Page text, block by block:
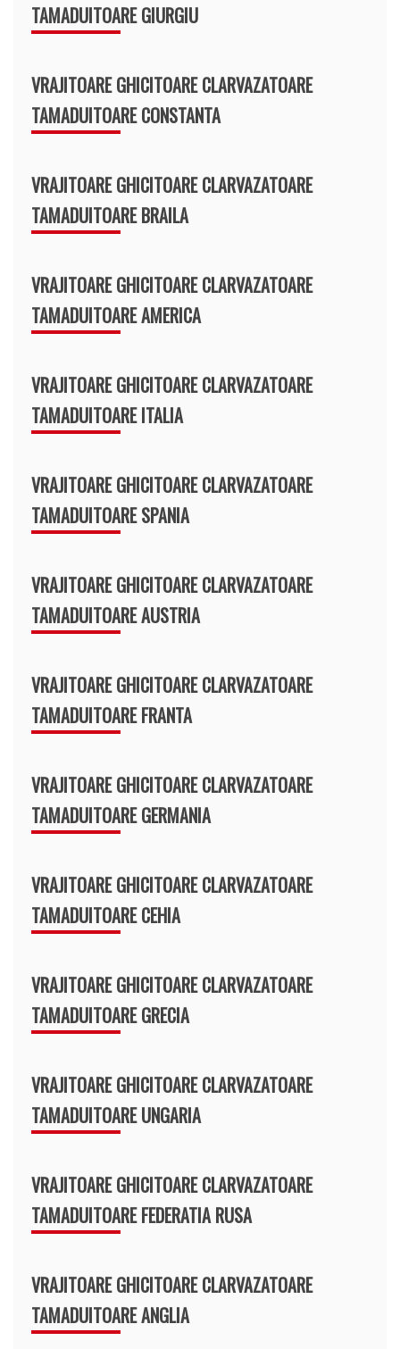
TAMADUITOARE GIURGIU
VRAJITOARE GHICITOARE CLARVAZATOARE
TAMADUITOARE CONSTANTA
VRAJITOARE GHICITOARE CLARVAZATOARE
TAMADUITOARE BRAILA
VRAJITOARE GHICITOARE CLARVAZATOARE
TAMADUITOARE AMERICA
VRAJITOARE GHICITOARE CLARVAZATOARE
TAMADUITOARE ITALIA
VRAJITOARE GHICITOARE CLARVAZATOARE
TAMADUITOARE SPANIA
VRAJITOARE GHICITOARE CLARVAZATOARE
TAMADUITOARE AUSTRIA
VRAJITOARE GHICITOARE CLARVAZATOARE
TAMADUITOARE FRANTA
VRAJITOARE GHICITOARE CLARVAZATOARE
TAMADUITOARE GERMANIA
VRAJITOARE GHICITOARE CLARVAZATOARE
TAMADUITOARE CEHIA
VRAJITOARE GHICITOARE CLARVAZATOARE
TAMADUITOARE GRECIA
VRAJITOARE GHICITOARE CLARVAZATOARE
TAMADUITOARE UNGARIA
VRAJITOARE GHICITOARE CLARVAZATOARE
TAMADUITOARE FEDERATIA RUSA
VRAJITOARE GHICITOARE CLARVAZATOARE
TAMADUITOARE ANGLIA